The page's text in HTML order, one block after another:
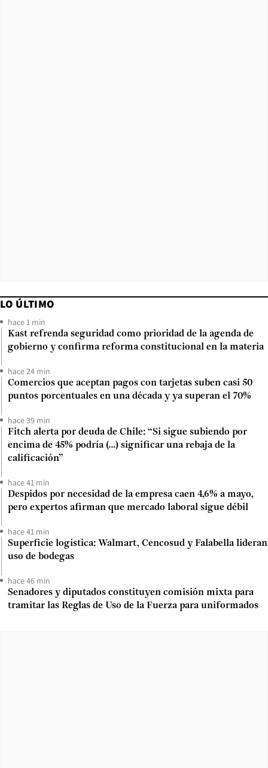
LO ÚLTIMO
hace 1 min
Kast refrenda seguridad como prioridad de la agenda de
gobierno y confirma reforma constitucional en la materia
hace 24 min
Comercios que aceptan pagos con tarjetas suben casi 50
puntos porcentuales en una década y ya superan el 70%
hace 39 min
Fitch alerta por deuda de Chile: “Si sigue subiendo por
encima de 45% podría (...) significar una rebaja de la
calificación”
hace 41 min
Despidos por necesidad de la empresa caen 4,6% a mayo,
pero expertos afirman que mercado laboral sigue débil
hace 41 min
Superficie logística: Walmart, Cencosud y Falabella lideran
uso de bodegas
hace 46 min
Senadores y diputados constituyen comisión mixta para
tramitar las Reglas de Uso de la Fuerza para uniformados